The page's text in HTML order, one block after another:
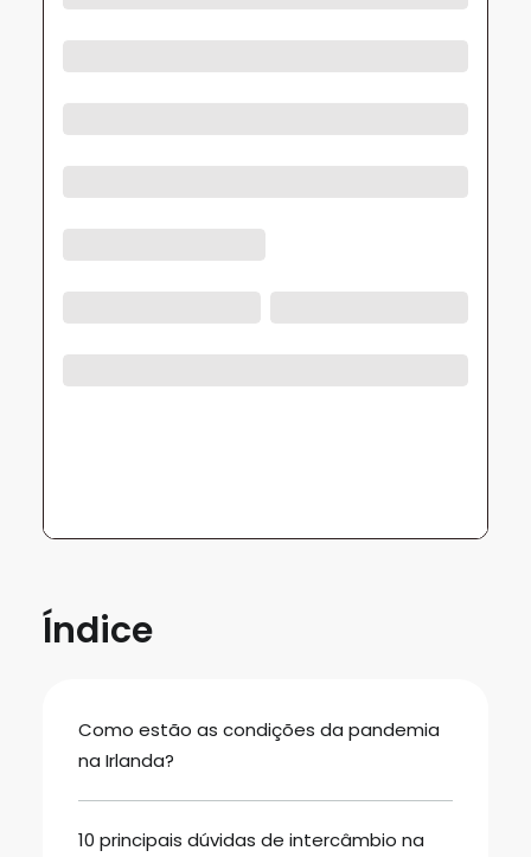
Índice
Como estão as condições da pandemia
na Irlanda?
10 principais dúvidas de intercâmbio na